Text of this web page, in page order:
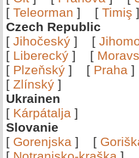
[ Teleorman ] [ Timiş
Czech Republic
[ Jihočeský ] [
[ Liberecký ] [
[ Plzeňský ] [ Praha ]
[ Zlínský ]
Ukrainen
[ Kárpátalja ]
Slovanie
[ Gorenjska ] [